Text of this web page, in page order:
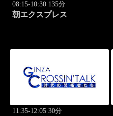
08:15-10:30 135分
朝エクスプレス
11:35-12:05 30分